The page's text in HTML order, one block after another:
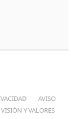
AVISO
Y VALORES